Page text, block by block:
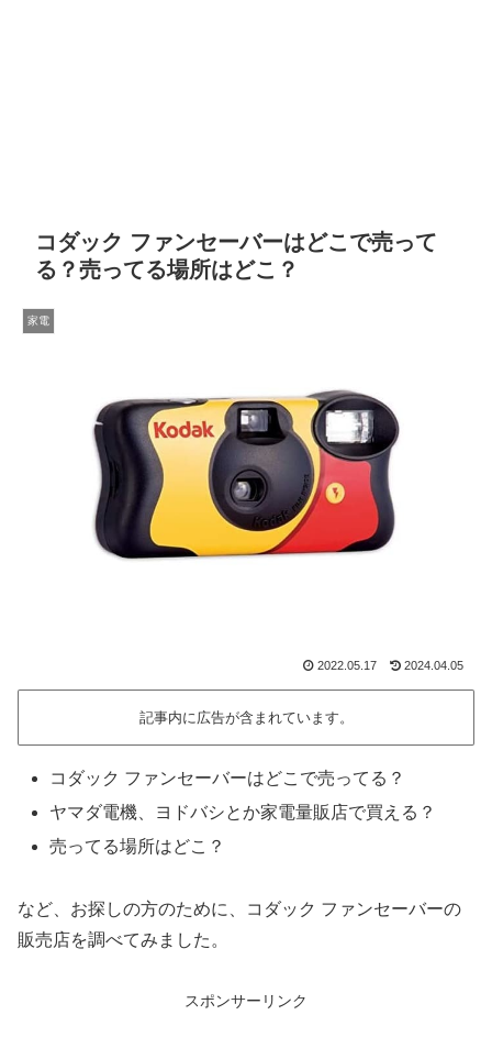
コダック ファンセーバーはどこで売って
る？売ってる場所はどこ？
家電
2022.05.17 2024.04.05
記事内に広告が含まれています。
コダック ファンセーバーはどこで売ってる？
ヤマダ電機、ヨドバシとか家電量販店で買える？
売ってる場所はどこ？
など、お探しの方のために、コダック ファンセーバーの
販売店を調べてみました。
スポンサーリンク